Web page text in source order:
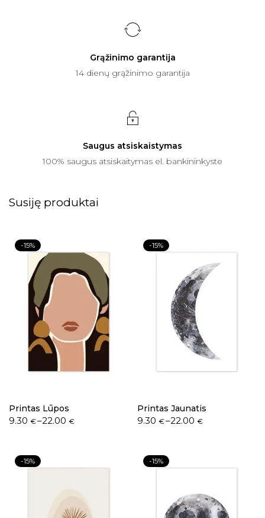
Grąžinimo garantija
14 dienų grąžinimo garantija
Saugus atsiskaistymas
100% saugus atsiskaitymas el. bankininkyste
Susiję produktai
-15%
Printas Lūpos
9.30 €–22.00€
-15%
Printas Jaunatis
9.30 €–22.00 €
-15% -15%